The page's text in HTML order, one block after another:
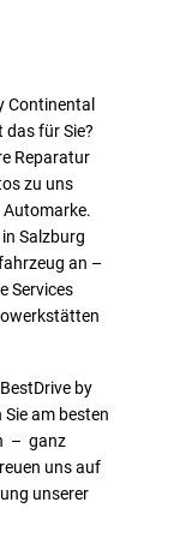
Continental
das für Sie?
Reparatur
zu uns
Automarke.
Salzburg
an –
Services
by
am besten
– ganz
uns auf
unserer